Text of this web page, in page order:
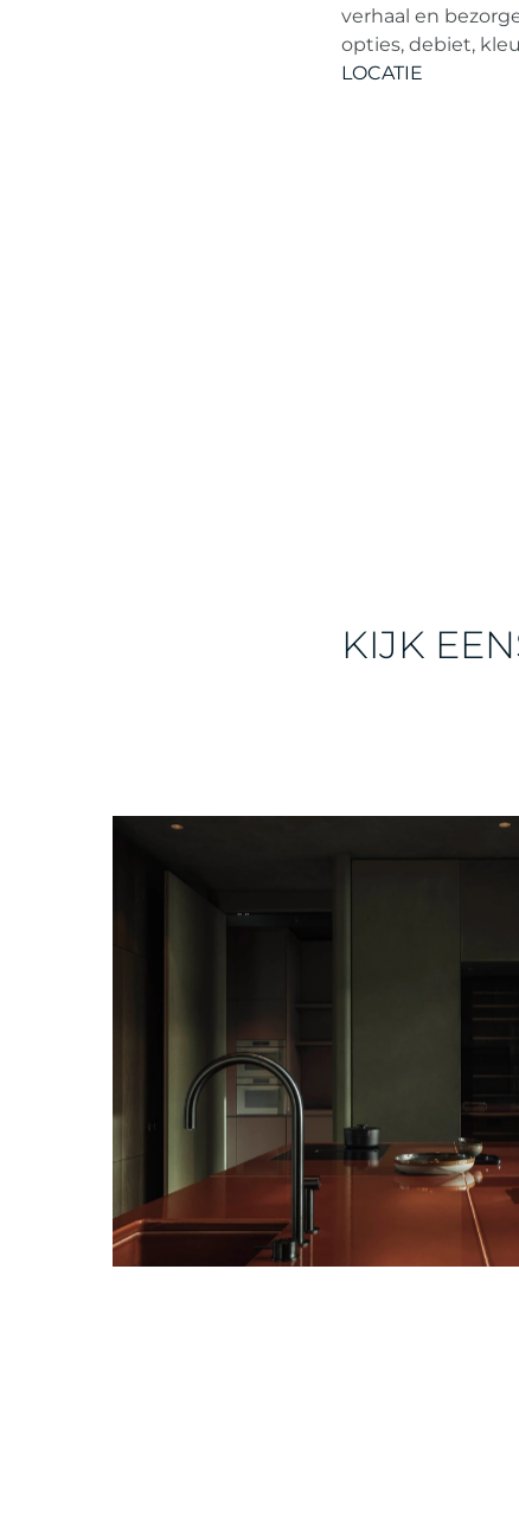
verhaal en
opties, debiet,
LOCATIE
KIJK